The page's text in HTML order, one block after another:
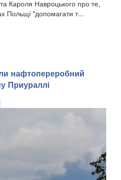
Кароля Навроцького про те,
Польщі "допомагати т...
нафтопереробний
Приураллі